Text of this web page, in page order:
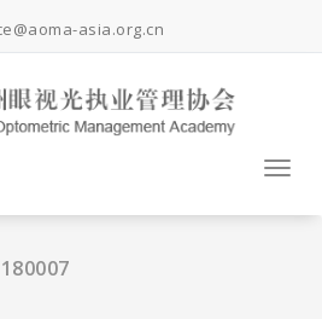
asia.org.cn